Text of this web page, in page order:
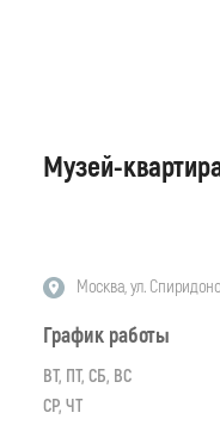
Музей-
Москва, ул.
График работы
ВТ, ПТ, СБ, ВС
СР, ЧТ